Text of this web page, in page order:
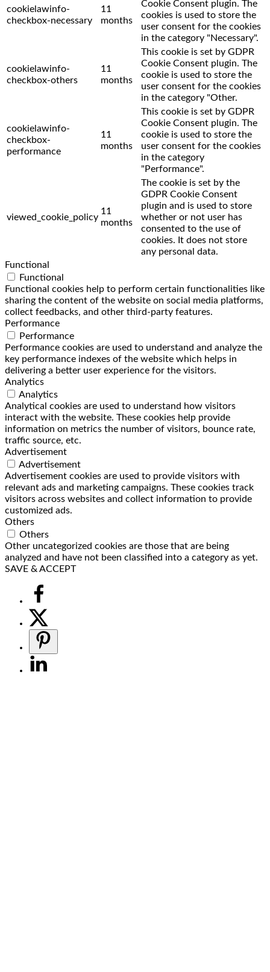
cookielawinfo-
checkbox-necessary
11
months
Cookie Consent plugin. The
cookies is used to store the
user consent for the cookies
in the category "Necessary".
cookielawinfo-
checkbox-others
11
months
This cookie is set by GDPR
Cookie Consent plugin. The
cookie is used to store the
user consent for the cookies
in the category "Other.
cookielawinfo-
checkbox-
performance
11
months
This cookie is set by GDPR
Cookie Consent plugin. The
cookie is used to store the
user consent for the cookies
in the category
"Performance".
viewed_cookie_policy
11
months
The cookie is set by the
GDPR Cookie Consent
plugin and is used to store
whether or not user has
consented to the use of
cookies. It does not store
any personal data.
Functional
Functional
Functional cookies help to perform certain functionalities like
sharing the content of the website on social media platforms,
collect feedbacks, and other third-party features.
Performance
Performance
Performance cookies are used to understand and analyze the
key performance indexes of the website which helps in
delivering a better user experience for the visitors.
Analytics
Analytics
Analytical cookies are used to understand how visitors
interact with the website. These cookies help provide
information on metrics the number of visitors, bounce rate,
traffic source, etc.
Advertisement
Advertisement
Advertisement cookies are used to provide visitors with
relevant ads and marketing campaigns. These cookies track
visitors across websites and collect information to provide
customized ads.
Others
Others
Other uncategorized cookies are those that are being
analyzed and have not been classified into a category as yet.
SAVE & ACCEPT